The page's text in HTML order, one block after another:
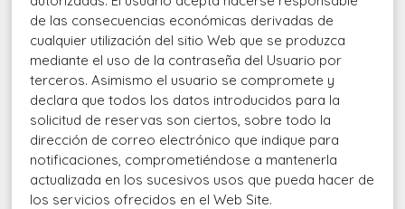
de las consecuencias económicas derivadas de
cualquier utilización del sitio Web que se produzca
mediante el uso de la contraseña del Usuario por
terceros. Asimismo el usuario se compromete y
declara que todos los datos introducidos para la
solicitud de reservas son ciertos, sobre todo la
dirección de correo electrónico que indique para
notificaciones, comprometiéndose a mantenerla
actualizada en los sucesivos usos que pueda hacer de
los servicios ofrecidos en el Web Site.